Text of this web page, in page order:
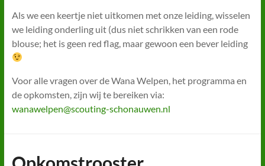
Als we een keertje niet uitkomen met onze leiding, wisselen
we leiding onderling uit (dus niet schrikken van een rode
blouse; het is geen red flag, maar gewoon een bever leiding
Voor alle vragen over de Wana Welpen, het programma en
de opkomsten, zijn wij te bereiken via:
wanawelpen@scouting-schonauwen.nl